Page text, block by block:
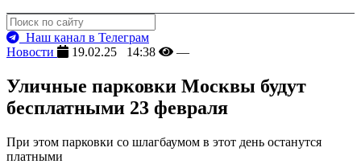
Наш канал в Телеграм
Новости
19.02.25 14:38 —
Уличные парковки Москвы будут
бесплатными 23 февраля
При этом парковки со шлагбаумом в этот день останутся
платными